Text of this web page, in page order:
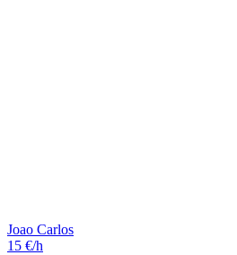
Joao Carlos
15 €/h